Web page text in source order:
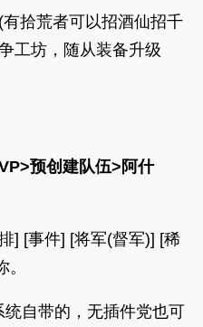
拾荒者可以招酒仙招千
工坊，随从装备升级
预创建队伍>阿什
[事件] [将军(督军)] [稀
自带的，无插件党也可